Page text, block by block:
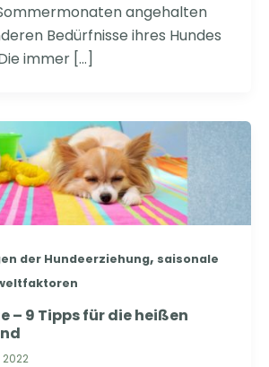
angehalten
Bedürfnisse ihres Hundes
immer […]
der Hundeerziehung, saisonale
– 9 Tipps für die heißen
2022